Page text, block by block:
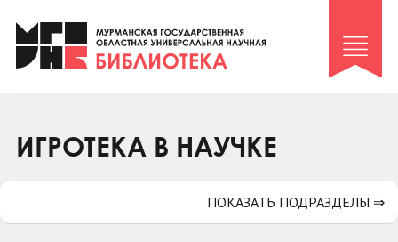
Клуб «Гиря и сельдерей»
Клуб «Семейный архив»
Коллегам
ИГРОТЕКА В НАУЧКЕ
ПОКАЗАТЬ ПОДРАЗДЕЛЫ ⇒